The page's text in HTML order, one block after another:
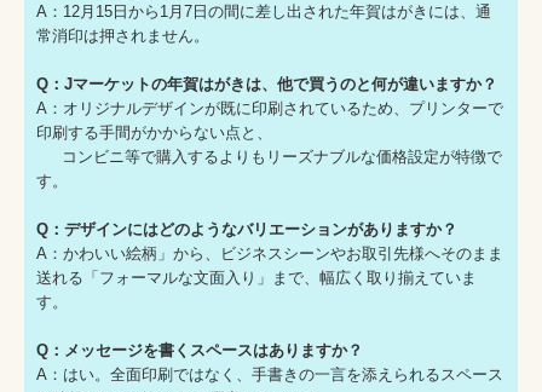
A： 12月15日から1月7日の間に差し出された年賀はがきには、通
常消印は押されません。
Q：Jマーケットの年賀はがきは、他で買うのと何が違いますか？
A：オリジナルデザインが既に印刷されているため、プリンターで
印刷する手間がかからない点と、
コンビニ等で購入するよりもリーズナブルな価格設定が特徴で
す。
Q：デザインにはどのようなバリエーションがありますか？
A：かわいい絵柄」から、ビジネスシーンやお取引先様へそのまま
送れる「フォーマルな文面入り」まで、幅広く取り揃えていま
す。
Q：メッセージを書くスペースはありますか？
A：はい。全面印刷ではなく、手書きの一言を添えられるスペース